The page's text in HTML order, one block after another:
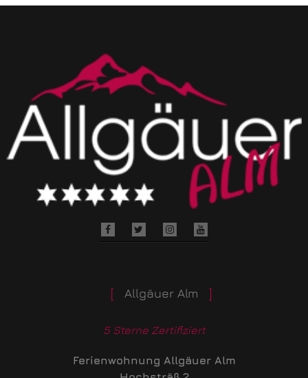
Allgäuer Alm
5 Sterne Zertifiziert
Ferienwohnung Allgäuer Alm